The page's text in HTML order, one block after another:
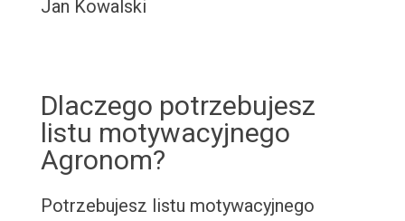
Jan Kowalski
Dlaczego potrzebujesz
listu motywacyjnego
Agronom?
Potrzebujesz listu motywacyjnego